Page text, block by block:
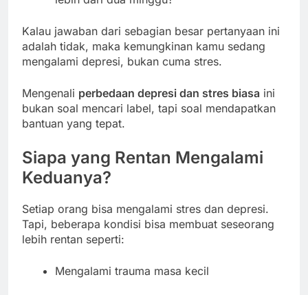
Kalau jawaban dari sebagian besar pertanyaan ini
adalah tidak, maka kemungkinan kamu sedang
mengalami depresi, bukan cuma stres.
Mengenali perbedaan depresi dan stres biasa ini
bukan soal mencari label, tapi soal mendapatkan
bantuan yang tepat.
Siapa yang Rentan Mengalami
Keduanya?
Setiap orang bisa mengalami stres dan depresi.
Tapi, beberapa kondisi bisa membuat seseorang
lebih rentan seperti:
Mengalami trauma masa kecil